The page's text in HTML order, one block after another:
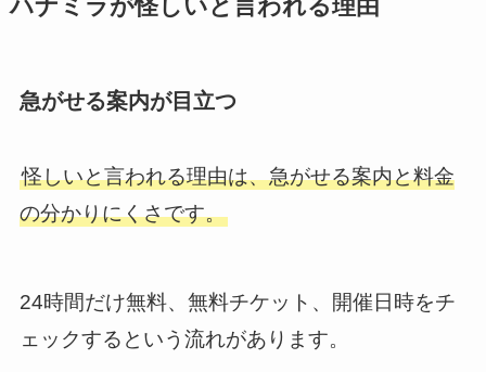
ハナミラが怪しいと言われる理由
急がせる案内が目立つ
怪しいと言われる理由は、急がせる案内と料金
の分かりにくさです。
24時間だけ無料、無料チケット、開催日時をチ
ェックするという流れがあります。